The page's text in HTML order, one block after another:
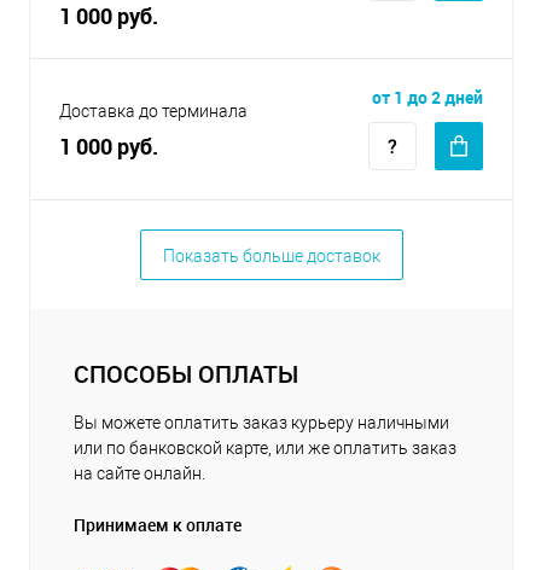
1 000 руб.
Доставка до терминала
1 000 руб.
от 1 до 2 дней
Показать больше доставок
СПОСОБЫ ОПЛАТЫ
Вы можете оплатить заказ курьеру наличными
или по банковской карте, или же оплатить заказ
на сайте онлайн.
Принимаем к оплате